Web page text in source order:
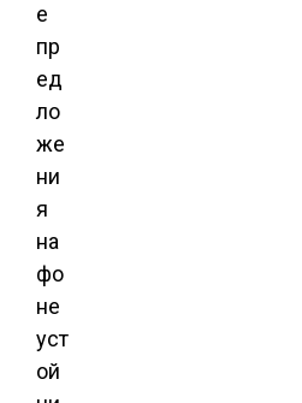
е
пр
ед
ло
же
ни
я
на
фо
не
уст
ой